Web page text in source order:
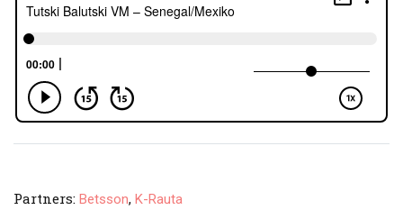
Partners: Betsson, K-Rauta